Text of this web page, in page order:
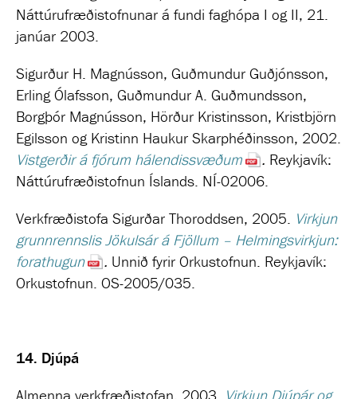
Náttúrufræðistofnunar á fundi faghópa I og II, 21.
janúar 2003.
Sigurður H. Magnússon, Guðmundur Guðjónsson,
Erling Ólafsson, Guðmundur A. Guðmundsson,
Borgþór Magnússon, Hörður Kristinsson, Kristbjörn
Egilsson og Kristinn Haukur Skarphéðinsson, 2002.
Vistgerðir á fjórum hálendissvæðum
. Reykjavík:
Náttúrufræðistofnun Íslands. NÍ-02006.
Verkfræðistofa Sigurðar Thoroddsen, 2005. Virkjun
grunnrennslis Jökulsár á Fjöllum – Helmingsvirkjun:
forathugun
. Unnið fyrir Orkustofnun. Reykjavík:
Orkustofnun. OS-2005/035.
14. Djúpá